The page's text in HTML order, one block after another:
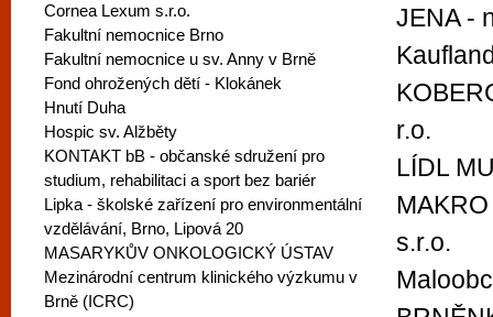
Cornea Lexum s.r.o.
Fakultní nemocnice Brno
Fakultní nemocnice u sv. Anny v Brně
Fond ohrožených dětí - Klokánek
Hnutí Duha
Hospic sv. Alžběty
KONTAKT bB - občanské sdružení pro
studium, rehabilitaci a sport bez bariér
Lipka - školské zařízení pro environmentální
vzdělávání, Brno, Lipová 20
MASARYKŮV ONKOLOGICKÝ ÚSTAV
Mezinárodní centrum klinického výzkumu v
Brně (ICRC)
JENA -
r.o.
LÍDL
s.r.o.